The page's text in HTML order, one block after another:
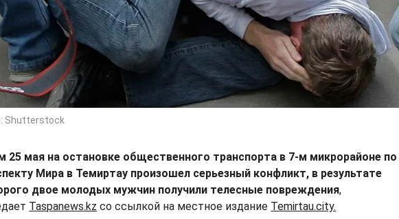
Shutterstock
25 мая на остановке общественного транспорта в 7-м микрорайоне по
Мира в Темиртау произошел серьезный конфликт, в результате
двое молодых мужчин получили телесные повреждения,
Taspanews.kz со ссылкой на местное издание Temirtau.city.